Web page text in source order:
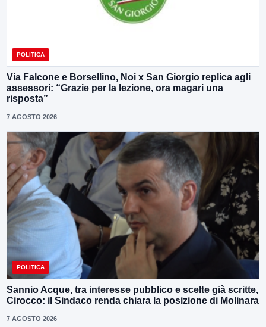
POLITICA
Via Falcone e Borsellino, Noi x San Giorgio replica agli
assessori: “Grazie per la lezione, ora magari una
risposta”
7 AGOSTO 2026
POLITICA
Sannio Acque, tra interesse pubblico e scelte già scritte,
Cirocco: il Sindaco renda chiara la posizione di Molinara
7 AGOSTO 2026